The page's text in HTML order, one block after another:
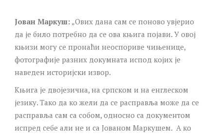
Јован Маркуш: „Ових дана сам се поново увјерио
да је било потребно да се ова књига појави. У овој
књизи могу се пронаћи неоспориве чињенице,
фотографије разних докумната испод којих је
наведен историјски извор.
Књига је двојезична, на српском и на енглеском
језику. Тако да ко жели да се расправља може да се
расправља сам са собом, односно са документом
испред себе али не и са Јованом Маркушем. А ко